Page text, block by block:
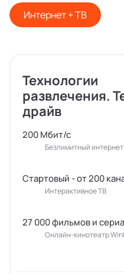
Интернет + ТВ
Технологии
развлечения.
драйв
200 Мбит/с
Безлимитный интернет
Стартовый - от 200
Интерактивное ТВ
27 000 фильмов и
Онлайн-кинотеатр